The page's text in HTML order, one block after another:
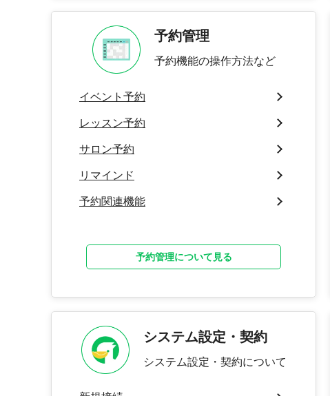
予約管理
予約機能の操作方法など
イベント予約
レッスン予約
サロン予約
リマインド
予約関連機能
予約管理について見る
システム設定・契約
システム設定・契約について